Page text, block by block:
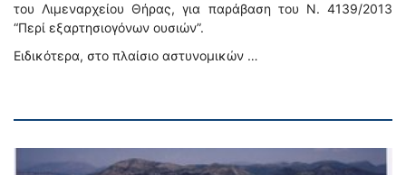
του Λιμεναρχείου Θήρας, για παράβαση του Ν. 4139/2013
“Περί εξαρτησιογόνων ουσιών”.
Ειδικότερα, στο πλαίσιο αστυνομικών …